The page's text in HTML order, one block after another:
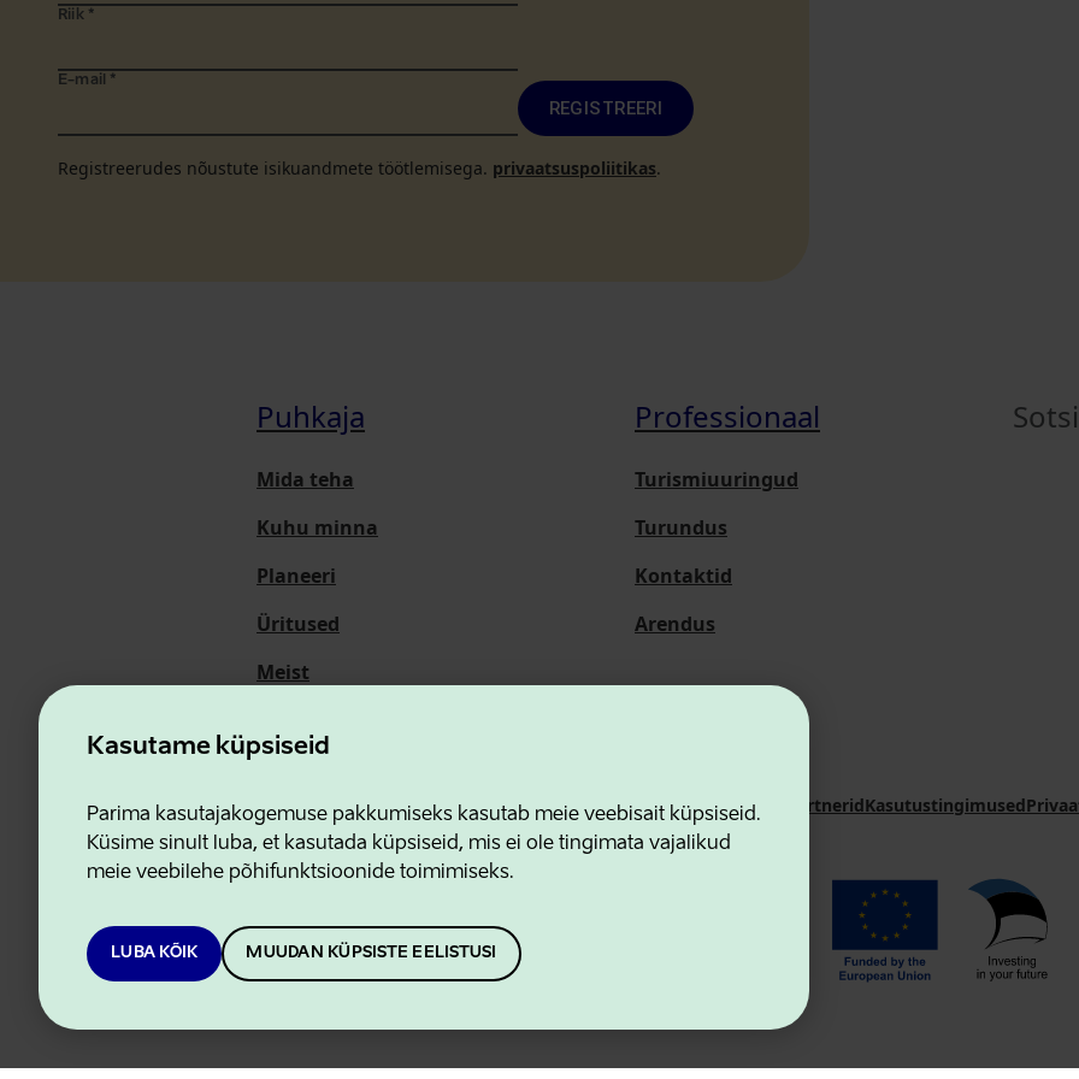
Kasutame küpsiseid
Parima kasutajakogemuse pakkumiseks kasutab meie veebisait küpsiseid.
Küsime sinult luba, et kasutada küpsiseid, mis ei ole tingimata vajalikud
meie veebilehe põhifunktsioonide toimimiseks.
LUBA KÕIK MUUDAN KÜPSISTE EELISTUSI
Riik *
E-mail *
REGISTREERI
Registreerudes nõustute isikuandmete töötlemisega. privaatsuspoliitikas.
Puhkaja
Mida teha
Kuhu minna
Planeeri
Üritused
Meist
Professionaal
Turismiuuringud
Turundus
Kontaktid
Arendus
Ettevõtluse ja Innovatsiooni SihtasutusKontaktidKoostööpartneridKasutustingimused